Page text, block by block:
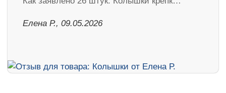
Елена Р., 09.05.2026